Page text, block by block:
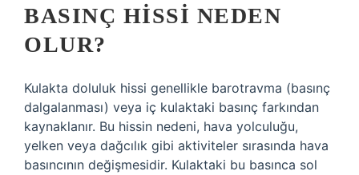
BASINÇ HISSI NEDEN
OLUR?
Kulakta doluluk hissi genellikle barotravma (basınç
dalgalanması) veya iç kulaktaki basınç farkından
kaynaklanır. Bu hissin nedeni, hava yolculuğu,
yelken veya dağcılık gibi aktiviteler sırasında hava
basıncının değişmesidir. Kulaktaki bu basınca sol